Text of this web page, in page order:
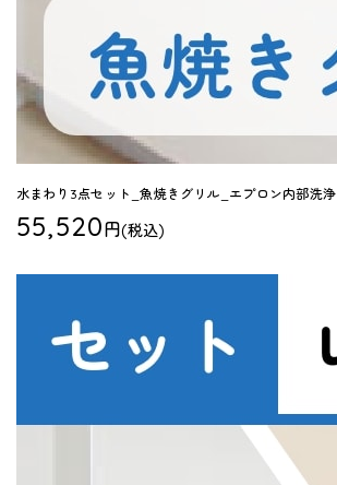
水まわり3点セット_魚焼きグリル_エプロン内部洗浄
55,520円(税込)